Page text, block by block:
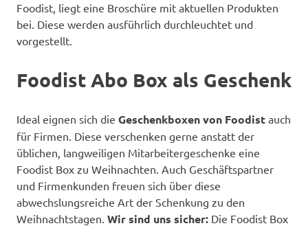
Foodist, liegt eine Broschüre mit aktuellen Produkten
bei. Diese werden ausführlich durchleuchtet und
vorgestellt.
Foodist Abo Box als Geschenk
Ideal eignen sich die Geschenkboxen von Foodist auch
für Firmen. Diese verschenken gerne anstatt der
üblichen, langweiligen Mitarbeitergeschenke eine
Foodist Box zu Weihnachten. Auch Geschäftspartner
und Firmenkunden freuen sich über diese
abwechslungsreiche Art der Schenkung zu den
Weihnachtstagen. Wir sind uns sicher: Die Foodist Box